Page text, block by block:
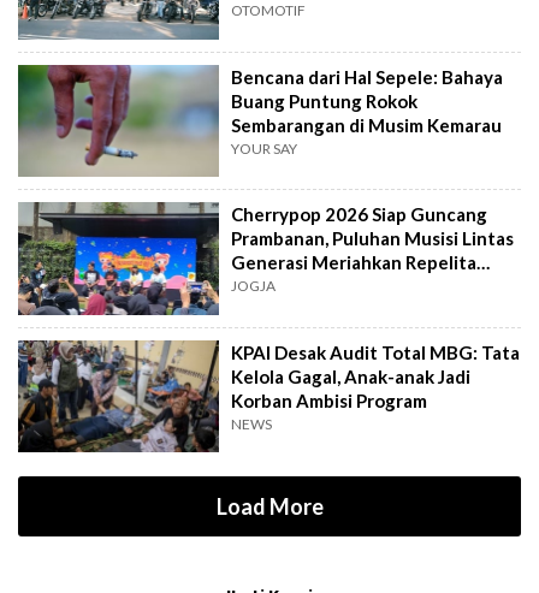
OTOMOTIF
Bencana dari Hal Sepele: Bahaya
Buang Puntung Rokok
Sembarangan di Musim Kemarau
YOUR SAY
Cherrypop 2026 Siap Guncang
Prambanan, Puluhan Musisi Lintas
Generasi Meriahkan Repelita
Musik
JOGJA
KPAI Desak Audit Total MBG: Tata
Kelola Gagal, Anak-anak Jadi
Korban Ambisi Program
NEWS
Load More